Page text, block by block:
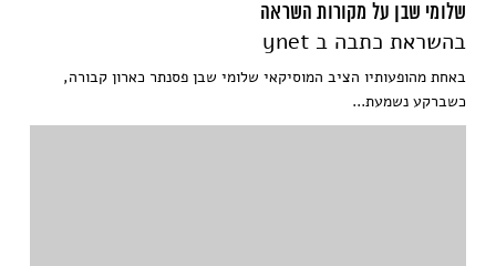
שלומי שבן על מקורות השראה
בהשראת כתבה ב ynet
באחת מהופעותיו הציב המוסיקאי שלומי שבן פסנתר כארון קבורה,
כשברקע נשמעת...